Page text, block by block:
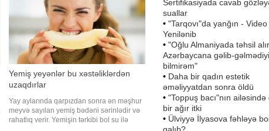
Yemiş yeyənlər bu xəstəliklərdən
uzaqdırlar
Yay aylarında qarpızdan sonra ən məşhur
meyvə sayılan yemiş bədəni sərinlədir və
rahatlıq verir. Yemişin tərkibi bol su ilə
Sertifikasiyada cavab
suallar
• "Tarqovı"da yanğın - Video
Yenilənib
• "Oğlu Almaniyada təhsil alır,
Azərbaycana gəlib-
bilmirəm"
• Daha bir qadın estetik
əməliyyatdan sonra öldü
• "Toppuş bacı"nın ailəsində
bir ağır itki
• Ülviyyə İlyasova fəhləyə
qalıb?